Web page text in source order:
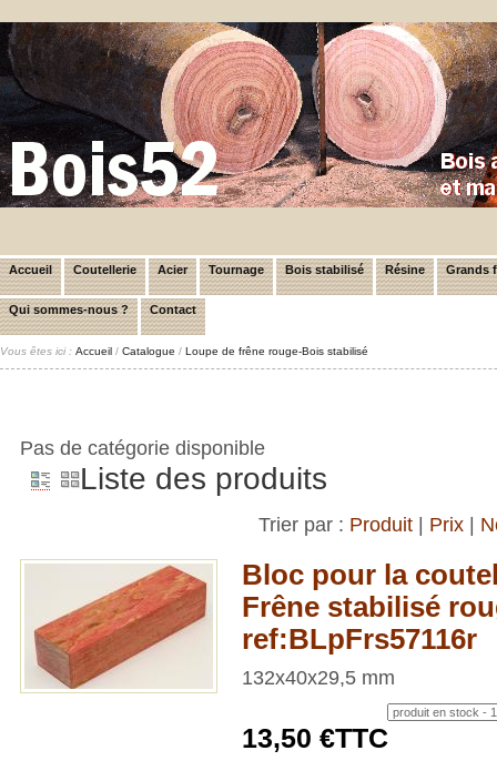
Accueil Coutellerie Acier Tournage Bois stabilisé Résine Grands
Qui sommes-nous ? Contact
Vous êtes ici : Accueil / Catalogue / Loupe de frêne rouge-Bois stabilisé
Pas de catégorie disponible
Liste des produits
Trier par : Produit Prix
Bloc pour la
Frêne stabilisé
ref:BLpFrs57116r
132x40x29,5 mm
13,50 €TTC